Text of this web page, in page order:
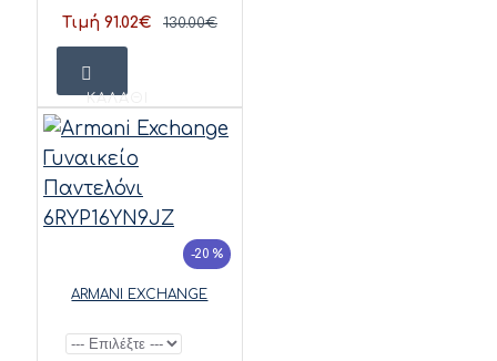
Τιμή 91.02€ 130.00€
ΚΑΛΆΘΙ
-20 %
ARMANI EXCHANGE